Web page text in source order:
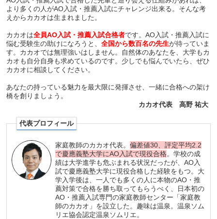
より多くの人がAO入試・推薦入試にチャレンジ出来る。そんな考
えからカカオは生まれました。
カカオは全員AO入試・推薦入試合格者です。AO入試・推薦入試に
悩む受験生の助けになろうと、全国から数百名の先生が待っていま
す。カカオでは無理強いはしません。自然体のあなたを、大学もカ
カオも自分自身も求めているのです。少しでも悩んでいたら、ぜひ
カカオに相談してください。
あなたの持っている魅力を最大限に発揮させ、一緒に合格への架け
橋を創りましょう。
カカオ代表 高野 祐大
代表プロフィール
家庭教師のカカオ代表。偏差値30、評定平均2.2
で慶應義塾大学にAO入試で現役合格。学校の成
績は大学進学も危ぶまれる状況だったが、AO入
試で慶應義塾大学に現役合格した経験をもつ。大
学入学後は、一人でも多くの人に本物のAO・推
薦対策で合格を勝ち取ってもらうべく、日本初の
AO・推薦入試専門の家庭教師センター「家庭教
師のカカオ」を設立した。趣味は温泉。温泉ソム
リエ協会認定温泉ソムリエ。